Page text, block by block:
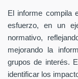
El informe compila
esfuerzo, en un
normativo,
mejorando la
grupos de interés.
identificar los